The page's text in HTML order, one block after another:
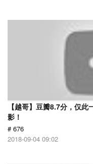
【越哥】豆瓣8.7分，仅
影！
# 676
2018-09-04 09:02